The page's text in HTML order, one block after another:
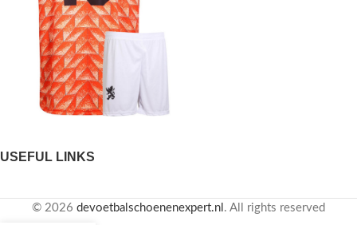
USEFUL LINKS
© 2026 devoetbalschoenenexpert.nl . All rights reserved